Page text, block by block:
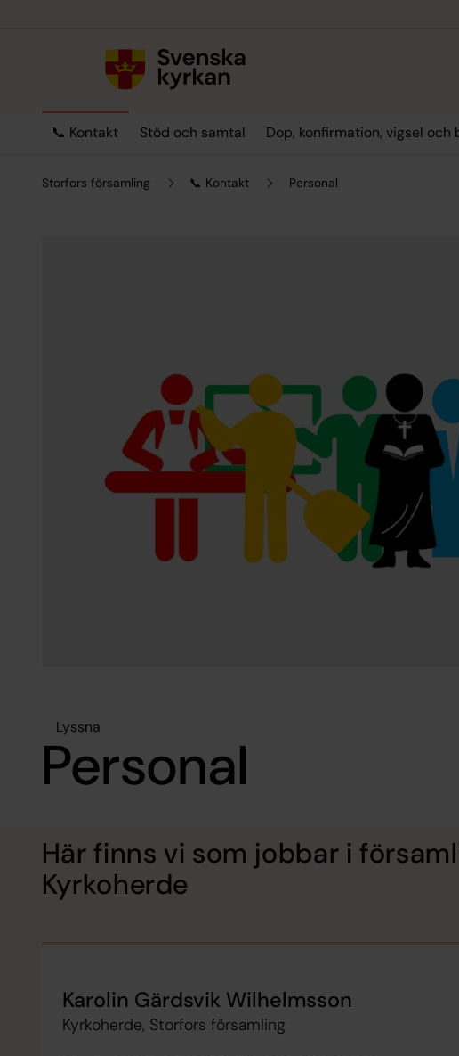
📞 Kontakt Stöd och samtal Dop, konfirmation, vigsel och
Storfors församling 📞 Kontakt Personal
Lyssna
Personal
Här finns vi som jobbar i
Kyrkoherde
Karolin Gärdsvik Wilhelmsson
Kyrkoherde, Storfors församling